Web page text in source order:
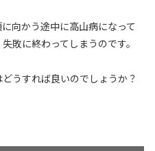
向かう途中に高山病になって
敗に終わってしまうのです。
うすれば良いのでしょうか？